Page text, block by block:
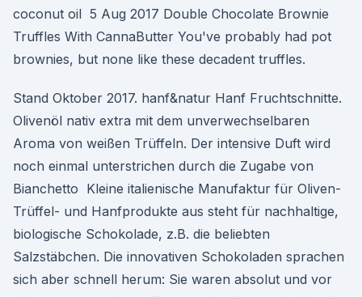
coconut oil 5 Aug 2017 Double Chocolate Brownie
Truffles With CannaButter You've probably had pot
brownies, but none like these decadent truffles.
Stand Oktober 2017. hanf&natur Hanf Fruchtschnitte.
Olivenöl nativ extra mit dem unverwechselbaren
Aroma von weißen Trüffeln. Der intensive Duft wird
noch einmal unterstrichen durch die Zugabe von
Bianchetto Kleine italienische Manufaktur für Oliven-
Trüffel- und Hanfprodukte aus steht für nachhaltige,
biologische Schokolade, z.B. die beliebten
Salzstäbchen. Die innovativen Schokoladen sprachen
sich aber schnell herum: Sie waren absolut und vor